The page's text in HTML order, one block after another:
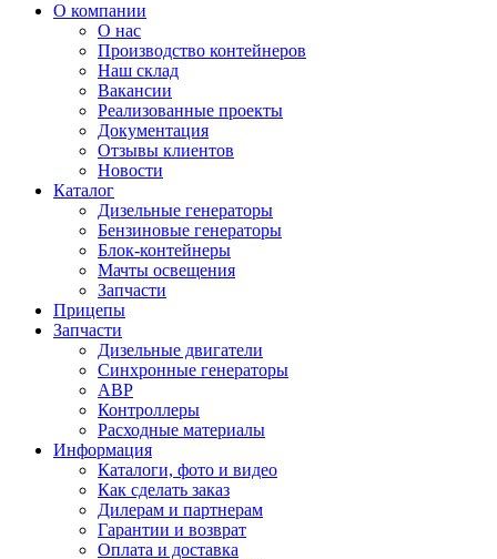
О компании
О нас
Производство контейнеров
Наш склад
Вакансии
Реализованные проекты
Документация
Отзывы клиентов
Новости
Каталог
Дизельные генераторы
Бензиновые генераторы
Блок-контейнеры
Мачты освещения
Запчасти
Прицепы
Запчасти
Дизельные двигатели
Синхронные генераторы
АВР
Контроллеры
Расходные материалы
Информация
Каталоги, фото и видео
Как сделать заказ
Дилерам и партнерам
Гарантии и возврат
Оплата и доставка